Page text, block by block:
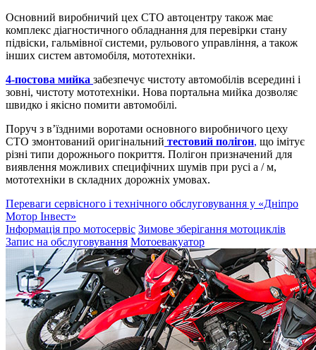
Основний виробничий цех СТО автоцентру також має
комплекс діагностичного обладнання для перевірки стану
підвіски, гальмівної системи, рульового управління, а також
інших систем автомобіля, мототехніки.
4-постова мийка забезпечує чистоту автомобілів всередині і
зовні, чистоту мототехніки. Нова портальна мийка дозволяє
швидко і якісно помити автомобілі.
Поруч з в’їздними воротами основного виробничого цеху
СТО змонтований оригінальний тестовий полігон, що імітує
різні типи дорожнього покриття. Полігон призначений для
виявлення можливих специфічних шумів при русі а / м,
мототехніки в складних дорожніх умовах.
Переваги сервісного і технічного обслуговування у «Дніпро
Мотор Інвест»
Інформація про мотосервіс Зимове зберігання мотоциклів
Запис на обслуговування Мотоевакуатор